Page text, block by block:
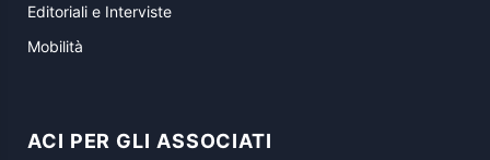
Editoriali e Interviste
Mobilità
ACI PER GLI ASSOCIATI